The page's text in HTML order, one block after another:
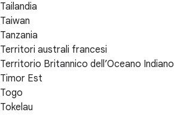
Tailandia
Taiwan
Tanzania
Territori australi francesi
Territorio Britannico dell’Oceano Indiano
Timor Est
Togo
Tokelau